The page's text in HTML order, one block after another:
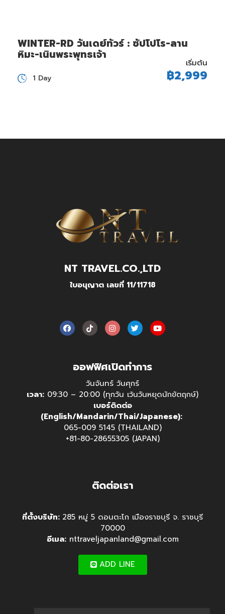
WINTER-RD วันเดย์ทัวร์ : ซัปโปโร-ลาน
หิมะ-เนินพระพุทธเจ้า
เริ่มต้น
฿2,999
1 Day
NT TRAVEL.CO.,LTD
ใบอนุญาต เลขที่ 11/11718
ออฟฟิศเปิดทำการ
วันจันทร์ วันศุกร์
เวลา: 09:30 – 20:00 (ทุกวัน เว้นวันหยุดนักขัตฤกษ์)
เบอร์ติดต่อ
(English/Mandarin/Thai/Japanese):
065-009 5145 (THAILAND)
+81-80-28655305 (JAPAN)
ติดต่อเรา
ที่ตั้งบริษัท: 285 หมู่ 5 ดอนตะโก เมืองราชบุรี จ. ราชบุรี
70000
อีเมล:nttraveljapanland@gmail.com
ADD LINE